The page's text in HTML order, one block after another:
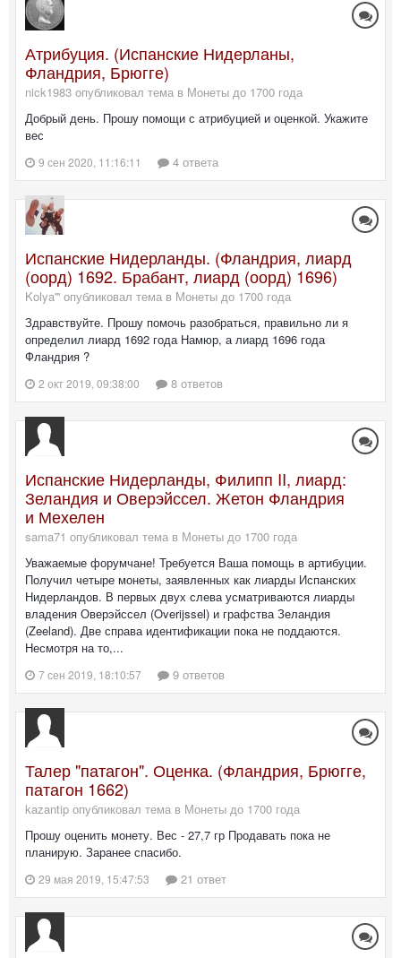
Атрибуция. (Испанские Нидерланы,
Фландрия, Брюгге)
nick1983 опубликовал тема в Монеты до 1700 года
Добрый день. Прошу помощи с атрибуцией и оценкой. Укажите
вес
9 сен 2020, 11:16:11 4 ответа
Испанские Нидерланды. (Фландрия, лиард
(оорд) 1692. Брабант, лиард (оорд) 1696)
Kolya''' опубликовал тема в Монеты до 1700 года
Здравствуйте. Прошу помочь разобраться, правильно ли я
определил лиард 1692 года Намюр, а лиард 1696 года
Фландрия ?
2 окт 2019, 09:38:00 8 ответов
Испанские Нидерланды, Филипп II, лиард:
Зеландия и Оверэйссел. Жетон Фландрия
и Мехелен
sama71 опубликовал тема в Монеты до 1700 года
Уважаемые форумчане! Требуется Ваша помощь в артибуции.
Получил четыре монеты, заявленных как лиарды Испанских
Нидерландов. В первых двух слева усматриваются лиарды
владения Оверэйссел (Overijssel) и графства Зеландия
(Zeeland). Две справа идентификации пока не поддаются.
Несмотря на то,...
7 сен 2019, 18:10:57 9 ответов
Талер "патагон". Оценка. (Фландрия, Брюгге,
патагон 1662)
kazantip опубликовал тема в Монеты до 1700 года
Прошу оценить монету. Вес - 27,7 гр Продавать пока не
планирую. Заранее спасибо.
29 мая 2019, 15:47:53 21 ответ